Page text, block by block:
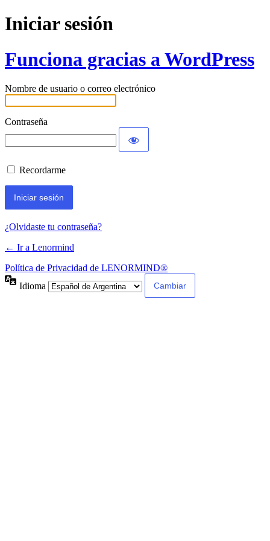
Iniciar sesión
Funciona gracias a WordPress
Nombre de usuario o correo electrónico
Contraseña
Recordarme
¿Olvidaste tu contraseña?
← Ir a Lenormind
Política de Privacidad de LENORMIND®
Idioma